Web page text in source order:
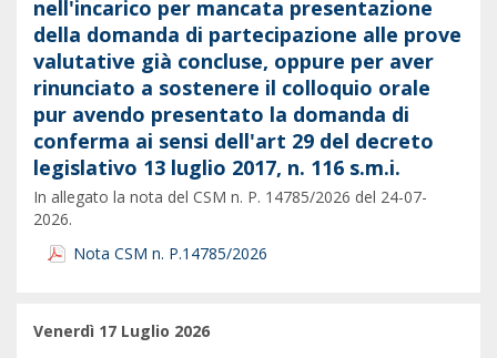
nell'incarico per mancata presentazione
della domanda di partecipazione alle prove
valutative già concluse, oppure per aver
rinunciato a sostenere il colloquio orale
pur avendo presentato la domanda di
conferma ai sensi dell'art 29 del decreto
legislativo 13 luglio 2017, n. 116 s.m.i.
In allegato la nota del CSM n. P. 14785/2026 del 24-07-
2026.
Nota CSM n. P.14785/2026
Venerdì 17 Luglio 2026